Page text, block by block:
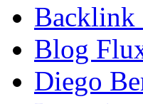
Backlink
Blog
Diego